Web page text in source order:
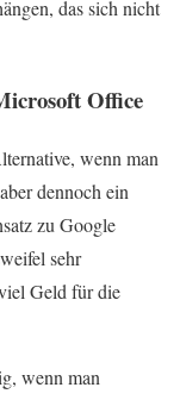
das sich nicht
Office
wenn man
dennoch ein
zu Google
sehr
Geld für die
wenn man